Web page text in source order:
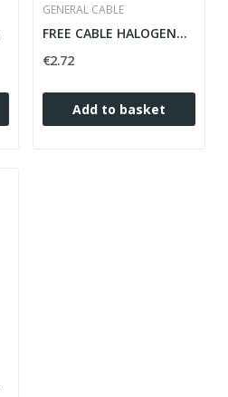
GENERAL CABLE
FREE CABLE HALOGENOS 16MM MARMARFLEXIBLE...
€2.72
Add to basket